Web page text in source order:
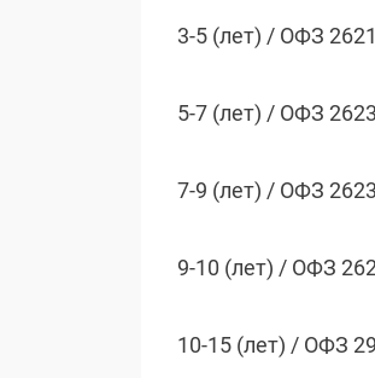
3-5 (лет) / ОФЗ
5-7 (лет) / ОФЗ
7-9 (лет) / ОФЗ
9-10 (лет) / ОФЗ
10-15 (лет) / ОФЗ